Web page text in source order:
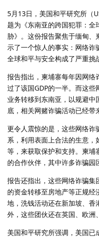
5月13日，美国和平研究所（
题为《东南亚的跨国犯罪：
胁》。这份报告聚焦于缅甸
示了一个惊人的事实：网络
全球和平与安全构成了严重挑
报告指出，柬埔寨每年因网络
过了该国GDP的一半。而这
业务转移到东南亚，以规避
底，相关网赌诈骗活动已经带
更令人震惊的是，这些网络诈
系，利用表面上合法的生意
等，来获取保护和支持。柬埔
的合作伙伴，其中许多诈骗园
报告还指出，这些网络诈骗
的资金转移至房地产等正规
地，洗钱活动还在新加坡、
外，这些团伙还在英国、欧洲
美国和平研究所强调，美国